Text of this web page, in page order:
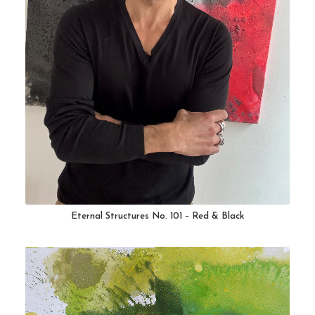
Eternal Structures No. 101 – Red & Black